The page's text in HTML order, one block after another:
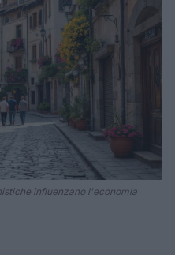
influenzano l'economia